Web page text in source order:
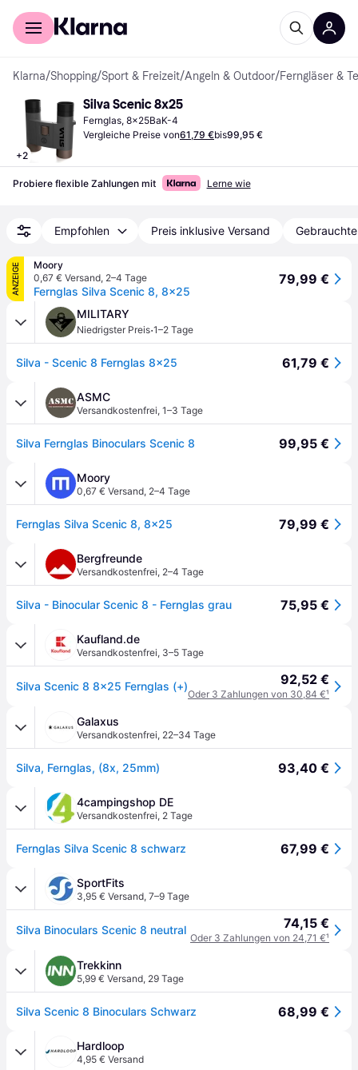
Für Shopper
Klarna/Shopping/Sport & Freizeit/Angeln & Outdoor/Ferngläser &
+2
Silva Scenic 8x25
Fernglas, 8x25BaK-4
Vergleiche Preise von61,79 €bis99,95 €
Probiere flexible Zahlungen mit Lerne wie
Empfohlen Preis inklusive Versand
ANZEIGE
Moory
0,67 € Versand, 2–4 Tage
Fernglas Silva Scenic 8, 8x25
79,99 €
MILITARY
Niedrigster Preis·1–2 Tage
Silva - Scenic 8 Fernglas 8x25 61,79 €
ASMC
Versandkostenfrei, 1–3 Tage
Silva Fernglas Binoculars Scenic 8 99,95 €
Moory
0,67 € Versand, 2–4 Tage
Fernglas Silva Scenic 8, 8x25 79,99 €
Bergfreunde
Versandkostenfrei, 2–4 Tage
Silva - Binocular Scenic 8 - Fernglas grau 75,95 €
Kaufland.de
Versandkostenfrei, 3–5 Tage
Silva Scenic 8 8x25 Fernglas (+) 92,52 €
Oder 3 Zahlungen von 30,84 €¹
Galaxus
Versandkostenfrei, 22–34 Tage
Silva, Fernglas, (8x, 25mm) 93,40 €
4campingshop DE
Versandkostenfrei, 2 Tage
Fernglas Silva Scenic 8 schwarz 67,99 €
SportFits
3,95 € Versand, 7–9 Tage
Silva Binoculars Scenic 8 neutral 74,15 €
Oder 3 Zahlungen von 24,71 €¹
Trekkinn
5,99 € Versand, 29 Tage
Silva Scenic 8 Binoculars Schwarz 68,99 €
Hardloop
4,95 € Versand